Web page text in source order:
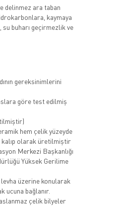
delinmez ara taban
kaymaya
buharı geçirmezlik ve
gereksinimlerini
göre test edilmiş
hem çelik yüzeyde
kalıp olarak üretilmiştir
Merkezi Başkanlığı
Yüksek Gerilime
üzerine konularak
ucuna bağlanır.
çelik bilyeler